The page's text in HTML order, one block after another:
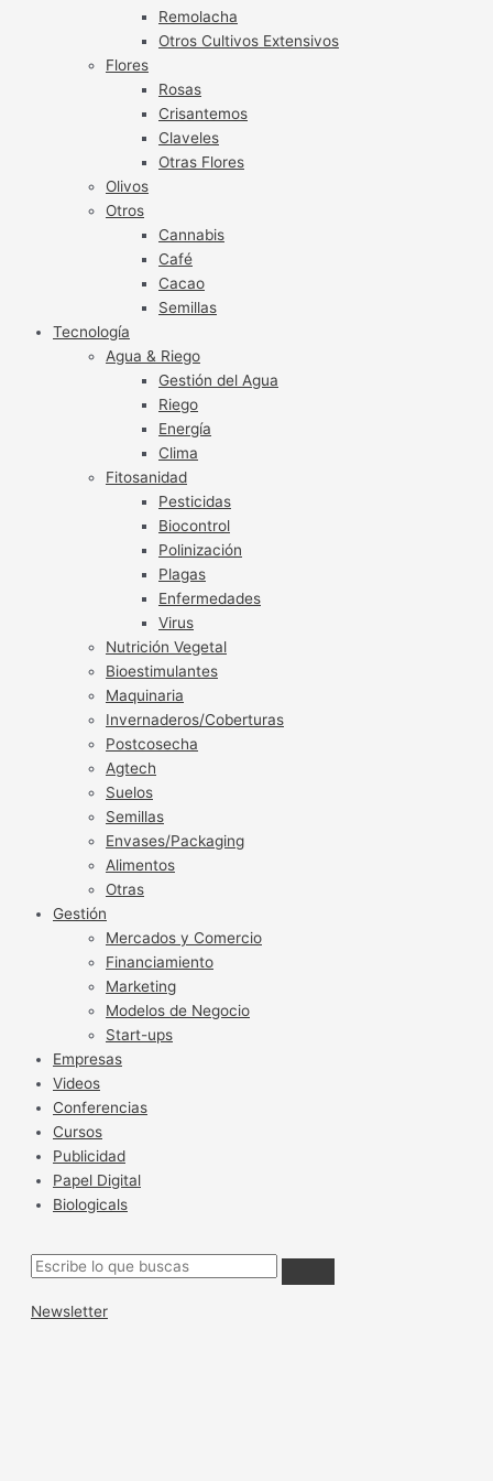
Remolacha
Otros Cultivos Extensivos
Flores
Rosas
Crisantemos
Claveles
Otras Flores
Olivos
Otros
Cannabis
Café
Cacao
Semillas
Tecnología
Agua & Riego
Gestión del Agua
Riego
Energía
Clima
Fitosanidad
Pesticidas
Biocontrol
Polinización
Plagas
Enfermedades
Virus
Nutrición Vegetal
Bioestimulantes
Maquinaria
Invernaderos/Coberturas
Postcosecha
Agtech
Suelos
Semillas
Envases/Packaging
Alimentos
Otras
Gestión
Mercados y Comercio
Financiamiento
Marketing
Modelos de Negocio
Start-ups
Empresas
Videos
Conferencias
Cursos
Publicidad
Papel Digital
Biologicals
Newsletter